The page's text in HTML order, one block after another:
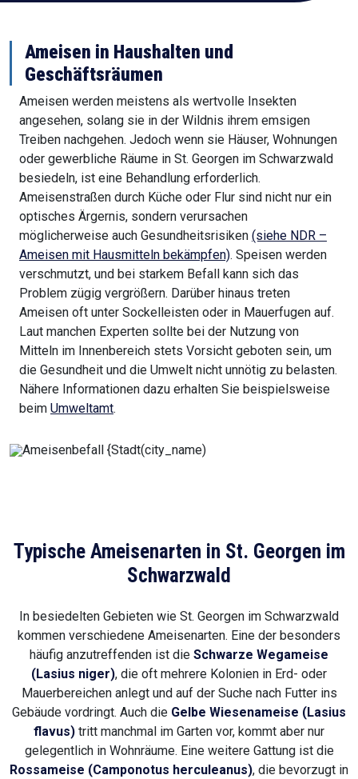
Ameisen in Haushalten und
Geschäftsräumen
Ameisen werden meistens als wertvolle Insekten
angesehen, solang sie in der Wildnis ihrem emsigen
Treiben nachgehen. Jedoch wenn sie Häuser, Wohnungen
oder gewerbliche Räume in St. Georgen im Schwarzwald
besiedeln, ist eine Behandlung erforderlich.
Ameisenstraßen durch Küche oder Flur sind nicht nur ein
optisches Ärgernis, sondern verursachen
möglicherweise auch Gesundheitsrisiken (siehe NDR –
Ameisen mit Hausmitteln bekämpfen). Speisen werden
verschmutzt, und bei starkem Befall kann sich das
Problem zügig vergrößern. Darüber hinaus treten
Ameisen oft unter Sockelleisten oder in Mauerfugen auf.
Laut manchen Experten sollte bei der Nutzung von
Mitteln im Innenbereich stets Vorsicht geboten sein, um
die Gesundheit und die Umwelt nicht unnötig zu belasten.
Nähere Informationen dazu erhalten Sie beispielsweise
beim Umweltamt.
Typische Ameisenarten in St. Georgen im
Schwarzwald
In besiedelten Gebieten wie St. Georgen im Schwarzwald
kommen verschiedene Ameisenarten. Eine der besonders
häufig anzutreffenden ist die Schwarze Wegameise
(Lasius niger), die oft mehrere Kolonien in Erd- oder
Mauerbereichen anlegt und auf der Suche nach Futter ins
Gebäude vordringt. Auch die Gelbe Wiesenameise (Lasius
flavus) tritt manchmal im Garten vor, kommt aber nur
gelegentlich in Wohnräume. Eine weitere Gattung ist die
Rossameise (Camponotus herculeanus), die bevorzugt in